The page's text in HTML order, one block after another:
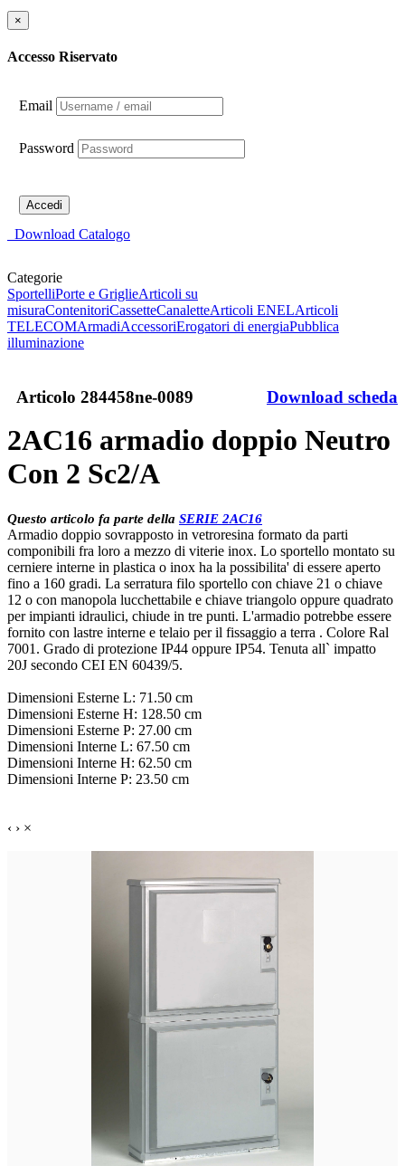
×
Accesso Riservato
Email
Password
Accedi
Download Catalogo
Categorie
SportelliPorte e GriglieArticoli su
misuraContenitoriCassetteCanaletteArticoli ENELArticoli
TELECOMArmadiAccessoriErogatori di energiaPubblica
illuminazione
Articolo 284458ne-0089 Download scheda
2AC16 armadio doppio Neutro
Con 2 Sc2/A
Questo articolo fa parte della SERIE 2AC16
Armadio doppio sovrapposto in vetroresina formato da parti
componibili fra loro a mezzo di viterie inox. Lo sportello montato su
cerniere interne in plastica o inox ha la possibilita' di essere aperto
fino a 160 gradi. La serratura filo sportello con chiave 21 o chiave
12 o con manopola lucchettabile e chiave triangolo oppure quadrato
per impianti idraulici, chiude in tre punti. L'armadio potrebbe essere
fornito con lastre interne e telaio per il fissaggio a terra . Colore Ral
7001. Grado di protezione IP44 oppure IP54. Tenuta all` impatto
20J secondo CEI EN 60439/5.
Dimensioni Esterne L: 71.50 cm
Dimensioni Esterne H: 128.50 cm
Dimensioni Esterne P: 27.00 cm
Dimensioni Interne L: 67.50 cm
Dimensioni Interne H: 62.50 cm
Dimensioni Interne P: 23.50 cm
‹ › ×